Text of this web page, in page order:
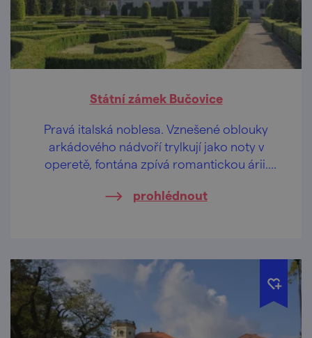
Státní zámek Bučovice
Pravá italská noblesa. Vznešené oblouky
arkádového nádvoří trylkují jako noty v
operetě, fontána zpívá romantickou árii.
prohlédnout